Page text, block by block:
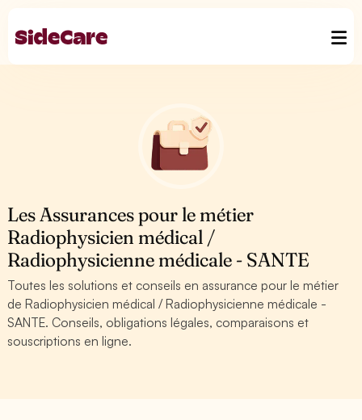
Les Assurances pour le métier
Radiophysicien médical /
Radiophysicienne médicale - SANTE
Toutes les solutions et conseils en assurance pour le métier
de Radiophysicien médical / Radiophysicienne médicale -
SANTE. Conseils, obligations légales, comparaisons et
souscriptions en ligne.